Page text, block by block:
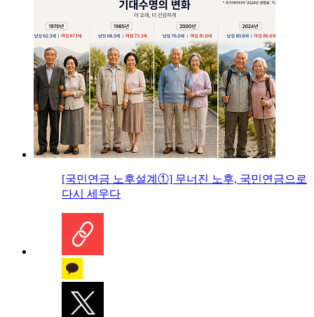
[국민연금 노후설계①] 무너진 노후, 국민연금으로
다시 세우다